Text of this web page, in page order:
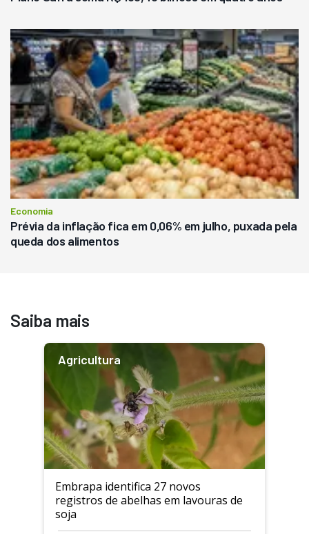
Economia
Prévia da inflação fica em 0,06% em julho, puxada pela
queda dos alimentos
Saiba mais
Agricultura
Embrapa identifica 27 novos
registros de abelhas em lavouras de
soja